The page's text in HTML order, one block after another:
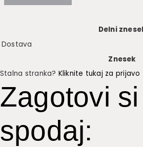
Delni
Dostava
Znesek
Stalna stranka? Kliknite tukaj za prijavo
Zagotovi
spodaj: